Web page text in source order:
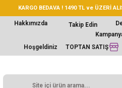
KARGO BEDAVA ! 1490 TL ve ÜZERİ
Hakkımızda Takip Edin
Hoşgeldiniz
TOPTAN SATIŞ